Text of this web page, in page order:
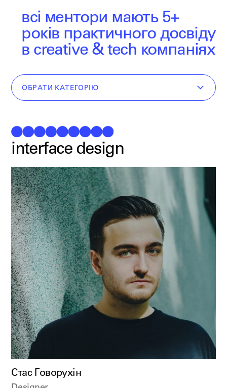
всі ментори мають 5+
років практичного досвіду
в creative & tech компаніях
ОБРАТИ КАТЕГОРІЮ
interface design
Стас Говорухін